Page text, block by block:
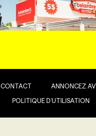
CONTACT ANNONCEZ
POLITIQUE D’UTILISATION